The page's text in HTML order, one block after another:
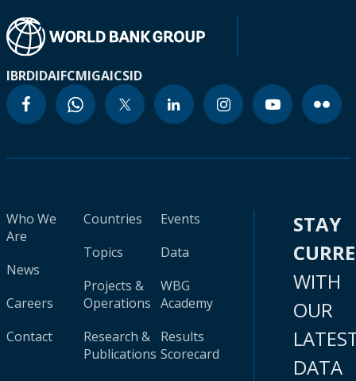
IBRDIDAIFCMIGAICSID
Who We
Are
News
Careers
Contact
Countries
Topics
Projects &
Operations
Research &
Publications
Events
Data
WBG
Academy
Results
Scorecard
STAY
WITH
OUR
DATA